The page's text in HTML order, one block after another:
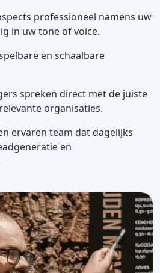
professioneel namens uw
in uw tone of voice.
en schaalbare
spreken direct met de juiste
organisaties.
ervaren team dat dagelijks
en